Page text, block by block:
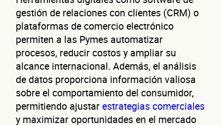
gestión de relaciones con clientes (CRM) o
plataformas de comercio electrónico
permiten a las Pymes automatizar
procesos, reducir costos y ampliar su
alcance internacional. Además, el análisis
de datos proporciona información valiosa
sobre el comportamiento del consumidor,
permitiendo ajustarestrategias comerciales
y maximizar oportunidades en el mercado